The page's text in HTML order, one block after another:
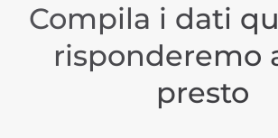
Compila i dati
risponderemo
presto